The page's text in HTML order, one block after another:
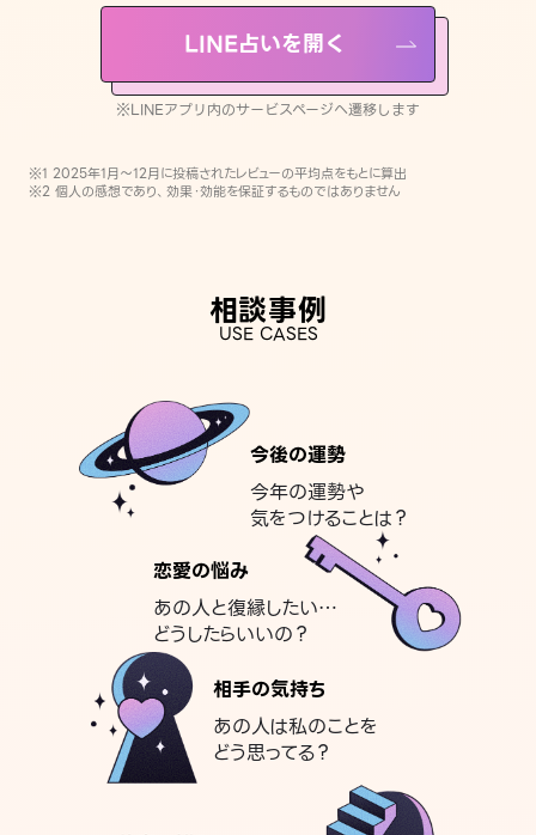
LINE占いを開く
※LINEアプリ内のサービスページへ遷移します
※1 2025年1月〜12月に投稿されたレビューの平均点をもとに算出
※2 個人の感想であり、効果・効能を保証するものではありません
相談事例
USE CASES
今後の運勢
今年の運勢や
気をつけることは？
恋愛の悩み
あの人と復縁したい…
どうしたらいいの？
相手の気持ち
あの人は私のことを
どう思ってる？